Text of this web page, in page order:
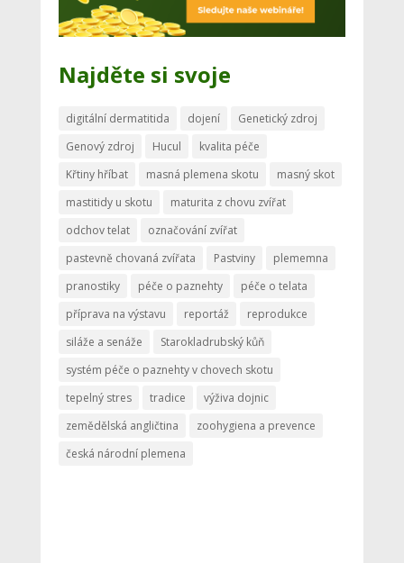
Najděte si svoje
digitální dermatitida dojení
Genetický zdroj
Genový zdroj
Hucul
kvalita péče
Křtiny hříbat
masná plemena skotu
masný skot
mastitidy u skotu
maturita z chovu zvířat
odchov telat
označování zvířat
pastevně chovaná zvířata
Pastviny
plememna
pranostiky
péče o paznehty
péče o telata
příprava na výstavu
reportáž
reprodukce
siláže a senáže
Starokladrubský kůň
systém péče o paznehty v chovech skotu
tepelný stres
tradice
výživa dojnic
zemědělská angličtina
zoohygiena a prevence
česká národní plemena